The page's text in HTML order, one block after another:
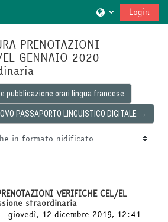
Login
PRENOTAZIONI
GENNAIO 2020 -
pubblicazione orari lingua francese
PASSAPORTO LINGUISTICO DIGITALE →
VERIFICHE CEL/EL
straordinaria
-giovedì, 12 dicembre 2019, 12:41
0